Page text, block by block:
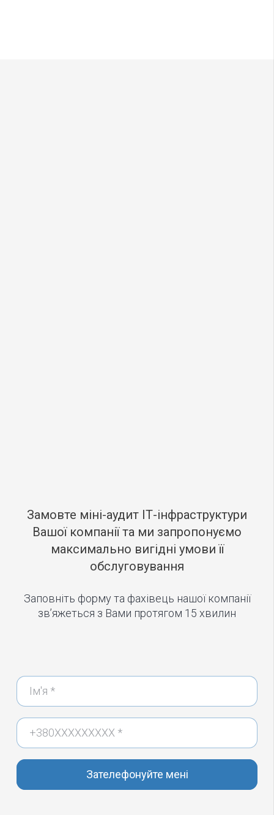
Замовте міні-аудит ІТ-інфраструктури
Вашої компанії та ми запропонуємо
максимально вигідні умови її
обслуговування
Заповніть форму та фахівець нашої компанії
зв’яжеться з Вами протягом 15 хвилин
Зателефонуйте мені